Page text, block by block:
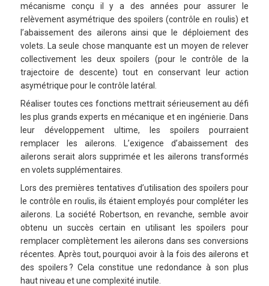
mécanisme conçu il y a des années pour assurer le
relèvement asymétrique des spoilers (contrôle en roulis) et
l’abaissement des ailerons ainsi que le déploiement des
volets. La seule chose manquante est un moyen de relever
collectivement les deux spoilers (pour le contrôle de la
trajectoire de descente) tout en conservant leur action
asymétrique pour le contrôle latéral.
Réaliser toutes ces fonctions mettrait sérieusement au défi
les plus grands experts en mécanique et en ingénierie. Dans
leur développement ultime, les spoilers pourraient
remplacer les ailerons. L’exigence d’abaissement des
ailerons serait alors supprimée et les ailerons transformés
en volets supplémentaires.
Lors des premières tentatives d’utilisation des spoilers pour
le contrôle en roulis, ils étaient employés pour compléter les
ailerons. La société Robertson, en revanche, semble avoir
obtenu un succès certain en utilisant les spoilers pour
remplacer complètement les ailerons dans ses conversions
récentes. Après tout, pourquoi avoir à la fois des ailerons et
des spoilers ? Cela constitue une redondance à son plus
haut niveau et une complexité inutile.